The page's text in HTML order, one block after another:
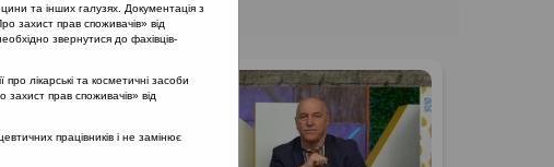
та інших галузях. Документація з
захист прав споживачів» від
звернутися до фахівців-
лікарські та косметичні засоби
прав споживачів» від
працівників і не замінює